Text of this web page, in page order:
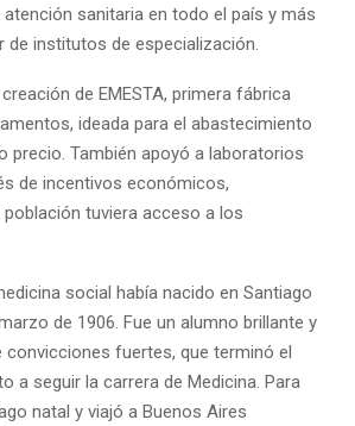
sanitaria en todo el país y más
de institutos de especialización.
de EMESTA, primera fábrica
ideada para el abastecimiento
precio. También apoyó a laboratorios
de incentivos económicos,
tuviera acceso a los
social había nacido en Santiago
de 1906. Fue un alumno brillante y
fuertes, que terminó el
a seguir la carrera de Medicina. Para
natal y viajó a Buenos Aires